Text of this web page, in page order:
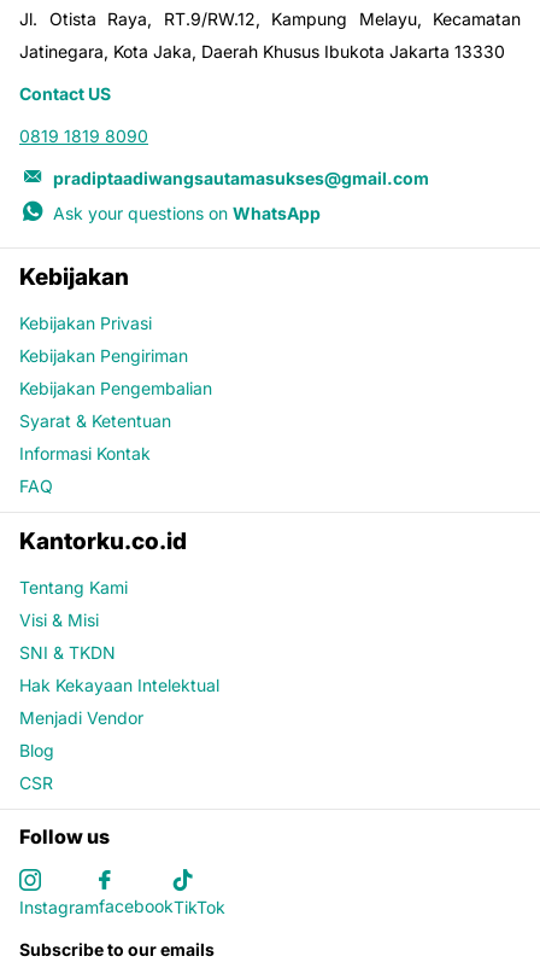
Jl. Otista Raya, RT.9/RW.12, Kampung Melayu, Kecamatan
Jatinegara, Kota Jaka, Daerah Khusus Ibukota Jakarta 13330
Contact US
0819 1819 8090
pradiptaadiwangsautamasukses@gmail.com
Ask your questions on WhatsApp
Kebijakan
Kebijakan Privasi
Kebijakan Pengiriman
Kebijakan Pengembalian
Syarat & Ketentuan
Informasi Kontak
FAQ
Kantorku.co.id
Tentang Kami
Visi & Misi
SNI & TKDN
Hak Kekayaan Intelektual
Menjadi Vendor
Blog
CSR
Follow us
InstagramfacebookTikTok
Subscribe to our emails